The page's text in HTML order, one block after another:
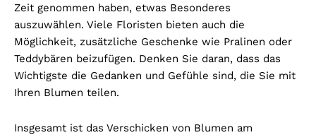
Zeit genommen haben, etwas Besonderes
auszuwählen. Viele Floristen bieten auch die
Möglichkeit, zusätzliche Geschenke wie Pralinen oder
Teddybären beizufügen. Denken Sie daran, dass das
Wichtigste die Gedanken und Gefühle sind, die Sie mit
Ihren Blumen teilen.
Insgesamt ist das Verschicken von Blumen am